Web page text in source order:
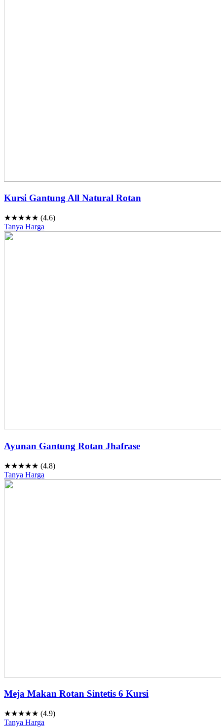
Kursi Gantung All Natural Rotan
★★★★★ (4.6)
Tanya Harga
Ayunan Gantung Rotan Jhafrase
★★★★★ (4.8)
Tanya Harga
Meja Makan Rotan Sintetis 6 Kursi
★★★★★ (4.9)
Tanya Harga